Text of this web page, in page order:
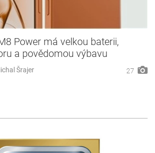
Power má velkou baterii,
a povědomou výbavu
Šrajer 27